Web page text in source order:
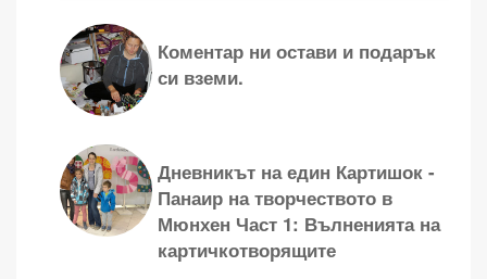
Коментар ни остави и подарък
си вземи.
Дневникът на един Картишок -
Панаир на творчеството в
Мюнхен Част 1: Вълненията на
картичкотворящите